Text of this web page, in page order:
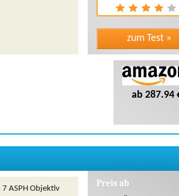
ab 287.94
7 ASPH Objektiv
Preis ab